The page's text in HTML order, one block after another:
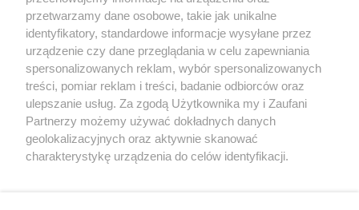
SPRZĄTANIE
Wlej do wiadra przed myciem
podłogi. Przez kilka dni w
domu będzie pachniało jak w
przetwarzamy dane osobowe, takie jak unikalne
identyfikatory, standardowe informacje wysyłane przez
urządzenie czy dane przeglądania w celu zapewniania
spersonalizowanych reklam, wybór spersonalizowanych
treści, pomiar reklam i treści, badanie odbiorców oraz
ulepszanie usług. Za zgodą Użytkownika my i Zaufani
Partnerzy możemy używać dokładnych danych
geolokalizacyjnych oraz aktywnie skanować
charakterystykę urządzenia do celów identyfikacji.